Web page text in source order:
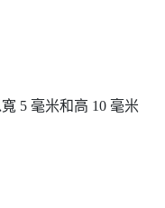
5 毫米和高 10 毫米